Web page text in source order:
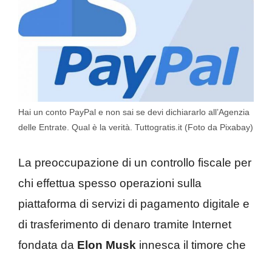
Hai un conto PayPal e non sai se devi dichiararlo all’Agenzia
delle Entrate. Qual è la verità. Tuttogratis.it (Foto da Pixabay)
La preoccupazione di un controllo fiscale per
chi effettua spesso operazioni sulla
piattaforma di servizi di pagamento digitale e
di trasferimento di denaro tramite Internet
fondata da Elon Musk innesca il timore che